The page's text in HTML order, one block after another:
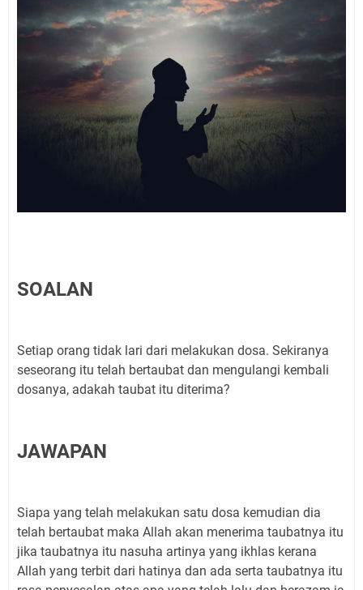
SOALAN
Setiap orang tidak lari dari melakukan dosa. Sekiranya
seseorang itu telah bertaubat dan mengulangi kembali
dosanya, adakah taubat itu diterima?
JAWAPAN
Siapa yang telah melakukan satu dosa kemudian dia
telah bertaubat maka Allah akan menerima taubatnya itu
jika taubatnya itu nasuha artinya yang ikhlas kerana
Allah yang terbit dari hatinya dan ada serta taubatnya itu